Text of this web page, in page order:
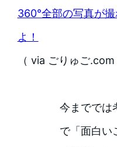
360°全部の写真が
よ！
（ via ごりゅご.com
今まででは
で「面白い